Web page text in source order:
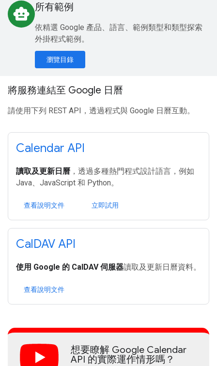
smart_toy 所有範例
依精選 Google 產品、語言、範例類型和類型探索
外掛程式範例。
瀏覽目錄
將服務連結至 Google 日曆
請使用下列 REST API，透過程式與 Google 日曆互動。
Calendar API
讀取及更新日曆 ，透過多種熱門程式設計語言，例如
Java、JavaScript 和 Python。
查看說明文件 立即試用
CalDAV API
使用 Google 的 CalDAV 伺服器讀取及更新日曆資料。
查看說明文件
想要瞭解 Google Calendar
API 的實際運作情形嗎？